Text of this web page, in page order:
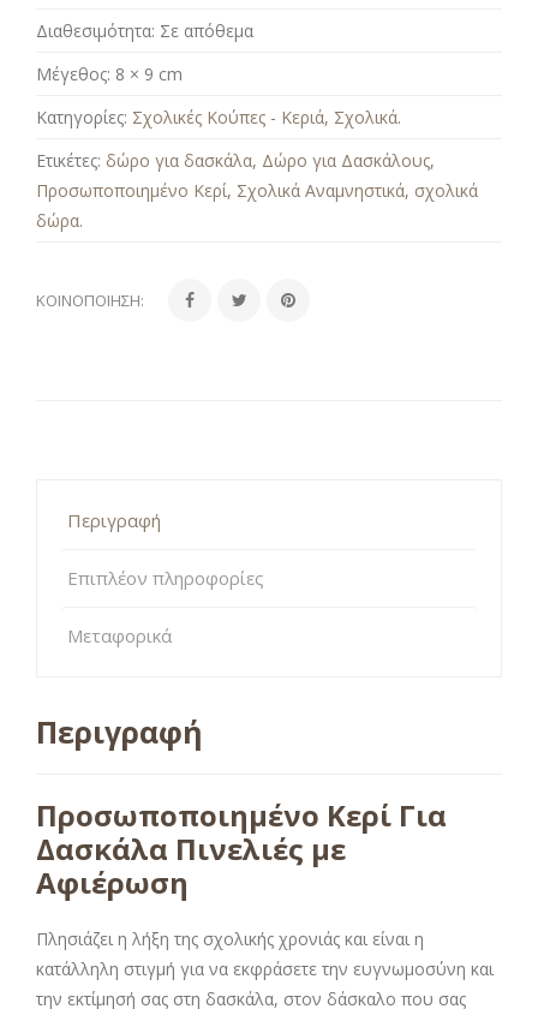
Διαθεσιμότητα: Σε απόθεμα
Μέγεθος: 8 × 9 cm
Κατηγορίες: Σχολικές Κούπες - Κεριά, Σχολικά.
Ετικέτες: δώρο για δασκάλα, Δώρο για Δασκάλους,
Προσωποποιημένο Κερί, Σχολικά Αναμνηστικά, σχολικά
δώρα.
ΚΟΙΝΟΠΟΊΗΣΗ:
Περιγραφή
Επιπλέον πληροφορίες
Μεταφορικά
Περιγραφή
Προσωποποιημένο Κερί Για
Δασκάλα Πινελιές με
Αφιέρωση
Πλησιάζει η λήξη της σχολικής χρονιάς και είναι η
κατάλληλη στιγμή για να εκφράσετε την ευγνωμοσύνη και
την εκτίμησή σας στη δασκάλα, στον δάσκαλο που σας